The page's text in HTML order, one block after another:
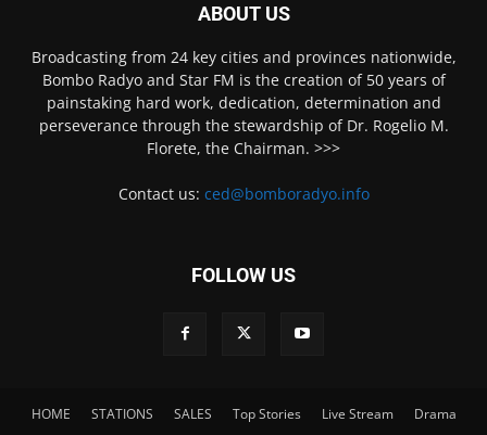
ABOUT US
Broadcasting from 24 key cities and provinces nationwide,
Bombo Radyo and Star FM is the creation of 50 years of
painstaking hard work, dedication, determination and
perseverance through the stewardship of Dr. Rogelio M.
Florete, the Chairman. >>>
Contact us: ced@bomboradyo.info
FOLLOW US
HOME STATIONS SALES Top Stories Live Stream Drama